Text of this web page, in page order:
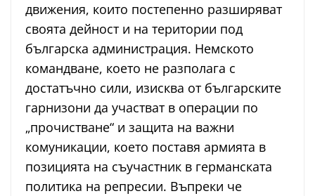
движения, които постепенно разширяват
своята дейност и на територии под
българска администрация. Немското
командване, което не разполага с
достатъчно сили, изисква от българските
гарнизони да участват в операции по
„прочистване“ и защита на важни
комуникации, което поставя армията в
позицията на съучастник в германската
политика на репресии. Въпреки че